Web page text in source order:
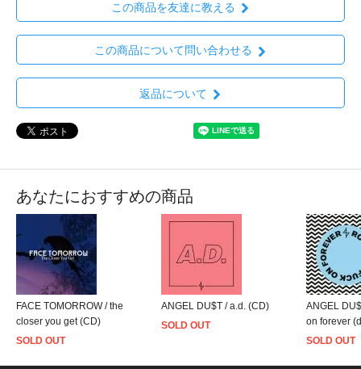
この商品を友達に教える
この商品について問い合わせる
返品について
あなたにおすすめの商品
FACE TOMORROW / the
closer you get (CD)
SOLD OUT
ANGEL DU$T / a.d. (CD)
SOLD OUT
ANGEL
on forever
SOLD OUT